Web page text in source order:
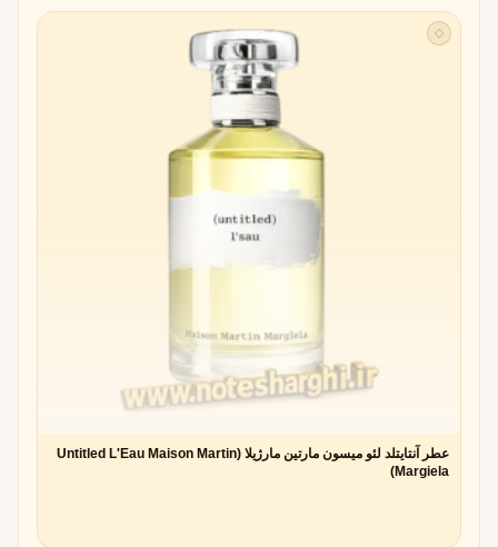
◇
عطر آنتایتلد لئو میسون مارتین مارژیلا (Untitled L'Eau Maison Martin
Margiela)